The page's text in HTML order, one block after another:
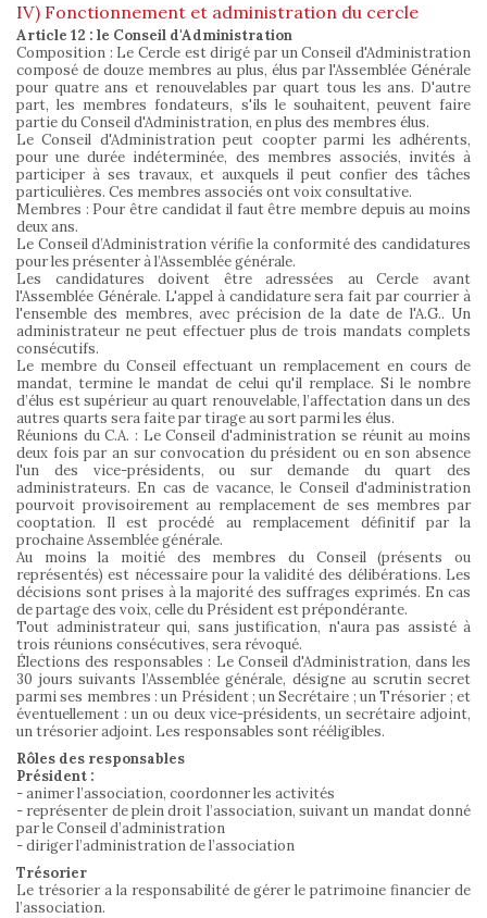
IV) Fonctionnement et administration du cercle
Article 12 : le Conseil d'Administration
Composition : Le Cercle est dirigé par un Conseil d'Administration
composé de douze membres au plus, élus par l'Assemblée Générale
pour quatre ans et renouvelables par quart tous les ans. D'autre
part, les membres fondateurs, s'ils le souhaitent, peuvent faire
partie du Conseil d'Administration, en plus des membres élus.
Le Conseil d'Administration peut coopter parmi les adhérents,
pour une durée indéterminée, des membres associés, invités à
participer à ses travaux, et auxquels il peut confier des tâches
particulières. Ces membres associés ont voix consultative.
Membres : Pour être candidat il faut être membre depuis au moins
deux ans.
Le Conseil d’Administration vérifie la conformité des candidatures
pour les présenter à l’Assemblée générale.
Les candidatures doivent être adressées au Cercle avant
l'Assemblée Générale. L'appel à candidature sera fait par courrier à
l'ensemble des membres, avec précision de la date de l'A.G.. Un
administrateur ne peut effectuer plus de trois mandats complets
consécutifs.
Le membre du Conseil effectuant un remplacement en cours de
mandat, termine le mandat de celui qu'il remplace. Si le nombre
d’élus est supérieur au quart renouvelable, l’affectation dans un des
autres quarts sera faite par tirage au sort parmi les élus.
Réunions du C.A. : Le Conseil d'administration se réunit au moins
deux fois par an sur convocation du président ou en son absence
l'un des vice-présidents, ou sur demande du quart des
administrateurs. En cas de vacance, le Conseil d'administration
pourvoit provisoirement au remplacement de ses membres par
cooptation. Il est procédé au remplacement définitif par la
prochaine Assemblée générale.
Au moins la moitié des membres du Conseil (présents ou
représentés) est nécessaire pour la validité des délibérations. Les
décisions sont prises à la majorité des suffrages exprimés. En cas
de partage des voix, celle du Président est prépondérante.
Tout administrateur qui, sans justification, n'aura pas assisté à
trois réunions consécutives, sera révoqué.
Élections des responsables : Le Conseil d'Administration, dans les
30 jours suivants l’Assemblée générale, désigne au scrutin secret
parmi ses membres : un Président ; un Secrétaire ; un Trésorier ; et
éventuellement : un ou deux vice-présidents, un secrétaire adjoint,
un trésorier adjoint. Les responsables sont rééligibles.
Rôles des responsables
Président :
- animer l’association, coordonner les activités
- représenter de plein droit l’association, suivant un mandat donné
par le Conseil d’administration
- diriger l’administration de l’association
Trésorier
Le trésorier a la responsabilité de gérer le patrimoine financier de
l’association.